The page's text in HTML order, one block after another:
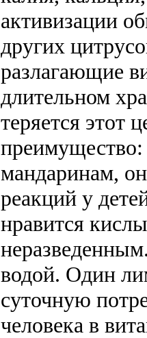
активизации
других
разлагающие
длительном
теряется этот
преимущество:
мандаринам,
реакций у
нравится
водой. Один
суточную
человека в